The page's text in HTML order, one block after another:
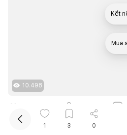
10.498
20 ý tưởng thiết kế cửa sổ
1 3 0
Kết
Mua